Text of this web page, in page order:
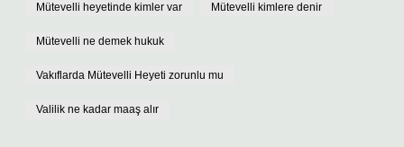
Mütevelli heyetinde kimler var Mütevelli kimlere denir
Mütevelli ne demek hukuk
Vakıflarda Mütevelli Heyeti zorunlu mu
Valilik ne kadar maaş alır